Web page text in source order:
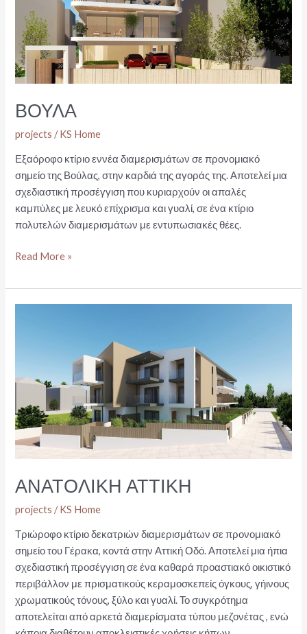
ΒΟΥΛΑ
projects /KS Home
Εξαόροφο κτίριο εννέα διαμερισμάτων σε προνομιακό
σημείο της Βούλας, στην καρδιά της αγοράς της. Αποτελεί μια
σχεδιαστική προσέγγιση που κυριαρχούν οι απαλές
καμπύλες με λευκό επίχρισμα και γυαλί, σε ένα κτίριο
πολυτελών διαμερισμάτων με εντυπωσιακές θέες.
ΒΟΥΛΑ
Read More »
ΑΝΑΤΟΛΙΚΗ ΑΤΤΙΚΗ
projects /KS Home
Τριώροφο κτίριο δεκατριών διαμερισμάτων σε προνομιακό
σημείο του Γέρακα, κοντά στην Αττική Οδό. Αποτελεί μια ήπια
σχεδιαστική προσέγγιση σε ένα καθαρά προαστιακό οικιστικό
περιβάλλον με πρισματικούς κεραμοσκεπείς όγκους, γήινους
χρωματικούς τόνους, ξύλο και γυαλί. Το συγκρότημα
αποτελείται από αρκετά διαμερίσματα τύπου μεζονέτας , ενώ